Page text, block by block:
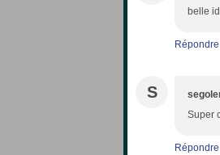
belle
Répondre
S
Super
Répondre